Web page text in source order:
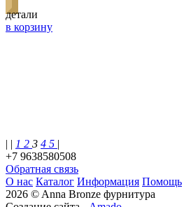
детали
в корзину
| | 1 2 3 4 5 |
+7 9638580508
Обратная связь
О нас Каталог Информация Помощь
2026 © Anna Bronze фурнитура